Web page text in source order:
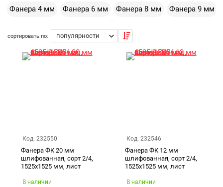
описания. Если вам нужна консультация, позвоните нам
или напишите менеджеру в чат справа. Мы поможем
заказ.
Фанера 4 мм
Фанера 6 мм Фанера 8 мм Фанера 9 мм
сортировать по:
Код: 232550
Фанера ФК 20 мм
шлифованная, сорт 2/4,
1525х1525 мм, лист
В наличии
Код: 232546
Фанера ФК 12 мм
шлифованная, сорт 2/4,
1525х1525 мм, лист
В наличии
Возврат товара
Екатеринбург